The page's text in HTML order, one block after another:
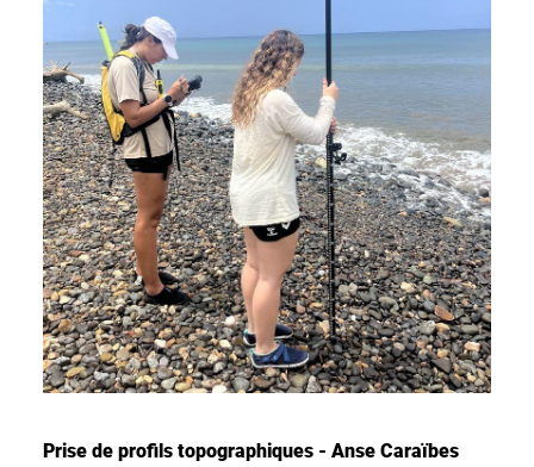
Prise de profils topographiques - Anse Caraïbes